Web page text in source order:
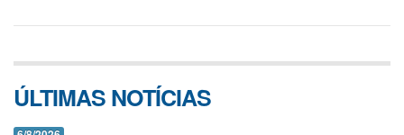
ÚLTIMAS NOTÍCIAS